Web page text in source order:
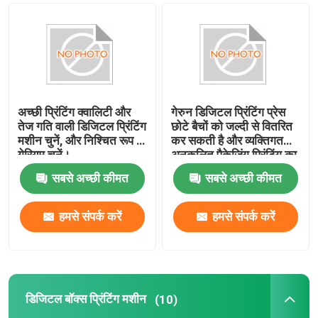
अच्छी प्रिंटिंग क्वालिटी और
तेज गति वाली डिजिटल प्रिंटिंग
मशीन चुनें, और निश्चित रूप से
गेरियम चुनें।
सबसे अच्छी कीमत
हमसे संपर्क करें
गेरुन डिजिटल प्रिंटिंग प्रेस
छोटे बैचों को जल्दी से वितरित
कर सकती है और व्यक्तिगत
अनुकूलित पैकेजिंग प्रिंटिंग का
समर्थन कर सकती है
सबसे अच्छी कीमत
हमसे संपर्क करें
डिजिटल बॉक्स प्रिंटिंग मशीन (10)